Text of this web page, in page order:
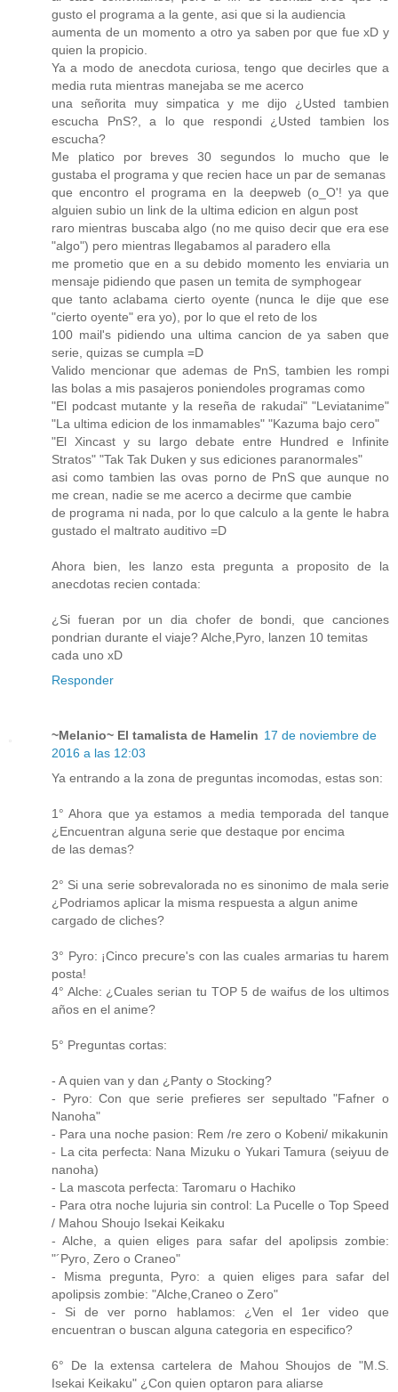
gusto el programa a la gente, asi que si la audiencia
aumenta de un momento a otro ya saben por que fue xD y
quien la propicio.
Ya a modo de anecdota curiosa, tengo que decirles que a
media ruta mientras manejaba se me acerco
una señorita muy simpatica y me dijo ¿Usted tambien
escucha PnS?, a lo que respondi ¿Usted tambien los
escucha?
Me platico por breves 30 segundos lo mucho que le
gustaba el programa y que recien hace un par de semanas
que encontro el programa en la deepweb (o_O'! ya que
alguien subio un link de la ultima edicion en algun post
raro mientras buscaba algo (no me quiso decir que era ese
"algo") pero mientras llegabamos al paradero ella
me prometio que en a su debido momento les enviaria un
mensaje pidiendo que pasen un temita de symphogear
que tanto aclabama cierto oyente (nunca le dije que ese
"cierto oyente" era yo), por lo que el reto de los
100 mail's pidiendo una ultima cancion de ya saben que
serie, quizas se cumpla =D
Valido mencionar que ademas de PnS, tambien les rompi
las bolas a mis pasajeros poniendoles programas como
"El podcast mutante y la reseña de rakudai" "Leviatanime"
"La ultima edicion de los inmamables" "Kazuma bajo cero"
"El Xincast y su largo debate entre Hundred e Infinite
Stratos" "Tak Tak Duken y sus ediciones paranormales"
asi como tambien las ovas porno de PnS que aunque no
me crean, nadie se me acerco a decirme que cambie
de programa ni nada, por lo que calculo a la gente le habra
gustado el maltrato auditivo =D
Ahora bien, les lanzo esta pregunta a proposito de la
anecdotas recien contada:
¿Si fueran por un dia chofer de bondi, que canciones
pondrian durante el viaje? Alche,Pyro, lanzen 10 temitas
cada uno xD
Responder
~Melanio~ El tamalista de Hamelin 17 de noviembre de
2016 a las 12:03
Ya entrando a la zona de preguntas incomodas, estas son:
1° Ahora que ya estamos a media temporada del tanque
¿Encuentran alguna serie que destaque por encima
de las demas?
2° Si una serie sobrevalorada no es sinonimo de mala serie
¿Podriamos aplicar la misma respuesta a algun anime
cargado de cliches?
3° Pyro: ¡Cinco precure's con las cuales armarias tu harem
posta!
4° Alche: ¿Cuales serian tu TOP 5 de waifus de los ultimos
años en el anime?
5° Preguntas cortas:
- A quien van y dan ¿Panty o Stocking?
- Pyro: Con que serie prefieres ser sepultado "Fafner o
Nanoha"
- Para una noche pasion: Rem /re zero o Kobeni/ mikakunin
- La cita perfecta: Nana Mizuku o Yukari Tamura (seiyuu de
nanoha)
- La mascota perfecta: Taromaru o Hachiko
- Para otra noche lujuria sin control: La Pucelle o Top Speed
/ Mahou Shoujo Isekai Keikaku
- Alche, a quien eliges para safar del apolipsis zombie:
"´Pyro, Zero o Craneo"
- Misma pregunta, Pyro: a quien eliges para safar del
apolipsis zombie: "Alche,Craneo o Zero"
- Si de ver porno hablamos: ¿Ven el 1er video que
encuentran o buscan alguna categoria en especifico?
6° De la extensa cartelera de Mahou Shoujos de "M.S.
Isekai Keikaku" ¿Con quien optaron para aliarse